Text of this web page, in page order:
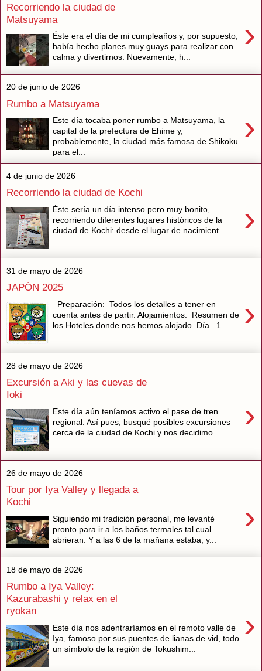
Recorriendo la ciudad de
Matsuyama
›
Éste era el día de mi cumpleaños y, por supuesto,
había hecho planes muy guays para realizar con
calma y divertirnos. Nuevamente, h...
20 de junio de 2026
Rumbo a Matsuyama
›
Este día tocaba poner rumbo a Matsuyama, la
capital de la prefectura de Ehime y,
probablemente, la ciudad más famosa de Shikoku
para el...
4 de junio de 2026
Recorriendo la ciudad de Kochi
›
Éste sería un día intenso pero muy bonito,
recorriendo diferentes lugares históricos de la
ciudad de Kochi: desde el lugar de nacimient...
31 de mayo de 2026
JAPÓN 2025
›
Preparación: Todos los detalles a tener en
cuenta antes de partir. Alojamientos: Resumen de
los Hoteles donde nos hemos alojado. Día 1...
28 de mayo de 2026
Excursión a Aki y las cuevas de
Ioki
›
Este día aún teníamos activo el pase de tren
regional. Así pues, busqué posibles excursiones
cerca de la ciudad de Kochi y nos decidimo...
26 de mayo de 2026
Tour por Iya Valley y llegada a
Kochi
›
Siguiendo mi tradición personal, me levanté
pronto para ir a los baños termales tal cual
abrieran. Y a las 6 de la mañana estaba, y...
18 de mayo de 2026
Rumbo a Iya Valley:
Kazurabashi y relax en el
ryokan
›
Este día nos adentraríamos en el remoto valle de
Iya, famoso por sus puentes de lianas de vid, todo
un símbolo de la región de Tokushim...